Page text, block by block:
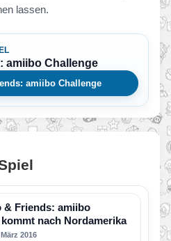
lassen.
amiibo Challenge
amiibo Challenge
& Friends: amiibo
nach Nordamerika
2016